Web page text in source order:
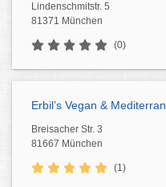
Lindenschmitstr. 5
81371 München
(0)
Erbil’s Vegan & Mediterran
Breisacher Str. 3
81667 München
(1)